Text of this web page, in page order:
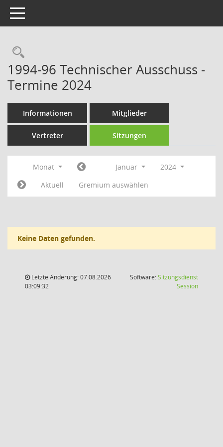
Toggle navigation
Rechercheauswahl
1994-96 Technischer Ausschuss -
Termine 2024
Informationen Mitglieder
Vertreter Sitzungen
Monat Januar
2024
Aktuell
Gremium auswählen
Keine Daten gefunden.
Letzte Änderung: 07.08.2026
03:09:32
Software:Sitzungsdienst
Session(Wird in